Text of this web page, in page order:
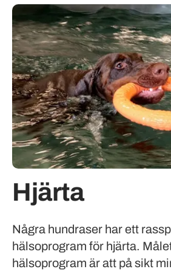
Hjärta
Några hundraser har ett
hälsoprogram för hjärta.
hälsoprogram är att på sikt